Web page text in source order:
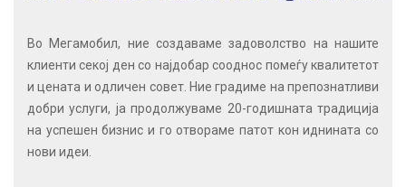
Во Мегамобил, ние создаваме задоволство на нашите
клиенти секој ден со најдобар сооднос помеѓу квалитетот
и цената и одличен совет. Ние градиме на препознатливи
добри услуги, ја продолжуваме 20-годишната традиција
на успешен бизнис и го отвораме патот кон иднината со
нови идеи.